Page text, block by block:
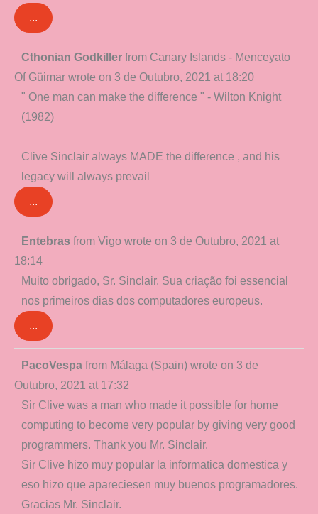
...
Cthonian Godkiller from Canary Islands - Menceyato
Of Güimar wrote on 3 de Outubro, 2021 at 18:20
" One man can make the difference " - Wilton Knight
(1982)
Clive Sinclair always MADE the difference , and his
legacy will always prevail
...
Toggle
this
Entebras from Vigo wrote on 3 de Outubro, 2021 at
18:14
Muito obrigado, Sr. Sinclair. Sua criação foi essencial
nos primeiros dias dos computadores europeus.
...
Toggle
this
metabox.
PacoVespa from Málaga (Spain) wrote on 3 de
Outubro, 2021 at 17:32
Sir Clive was a man who made it possible for home
computing to become very popular by giving very good
programmers. Thank you Mr. Sinclair.
Sir Clive hizo muy popular la informatica domestica y
eso hizo que apareciesen muy buenos programadores.
Gracias Mr. Sinclair.
Toggle
this
metabox.